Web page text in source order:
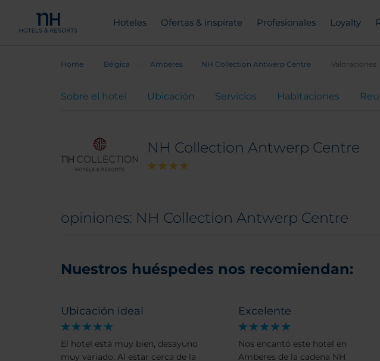
Hoteles Ofertas & inspírate Profesionales Loyalty
Home Bélgica Amberes NH Collection Antwerp Centre Valoraciones
Sobre el hotel Ubicación Servicios Habitaciones
NH Collection Antwerp Centre
opiniones: NH Collection Antwerp Centre
Nuestros huéspedes nos recomiendan:
Ubicación ideal
El hotel está muy bien, desayuno
muy variado. Al estar cerca de la
Excelente
Nos encantó este hotel en
Amberes de la cadena NH